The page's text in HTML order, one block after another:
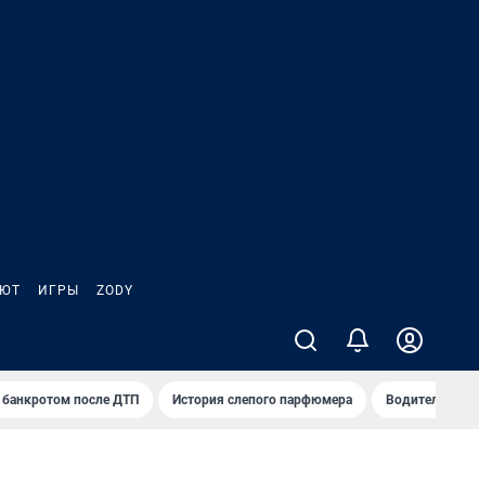
ИГРЫ ZODY
банкротом после ДТП История слепого парфюмера Водители